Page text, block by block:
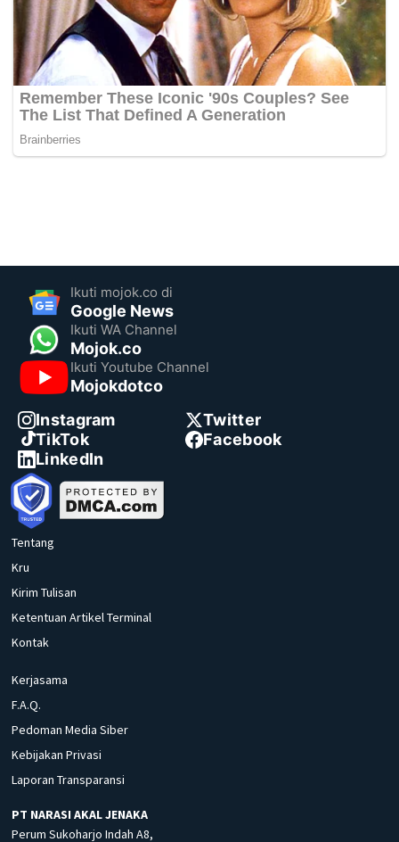
Ikuti mojok.co di
Google News
Ikuti WA Channel
Mojok.co
Ikuti Youtube Channel
Mojokdotco
Instagram
Twitter
TikTok
Facebook
LinkedIn
Tentang
Kru
Kirim Tulisan
Ketentuan Artikel Terminal
Kontak
Kerjasama
F.A.Q.
Pedoman Media Siber
Kebijakan Privasi
Laporan Transparansi
PT NARASI AKAL JENAKA
Perum Sukoharjo Indah A8,